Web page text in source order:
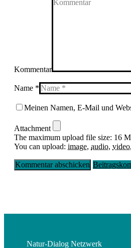
Kommentar
Name *
Meinen Namen, E-Mail und
Attachment
The maximum upload file size: 16
You can upload: image, audio, video,
Natur-Dialog Netzwerk